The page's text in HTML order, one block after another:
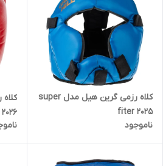
کلاه رزمی گرین هیل مدل super
fiter 2025
ناموجود
2026